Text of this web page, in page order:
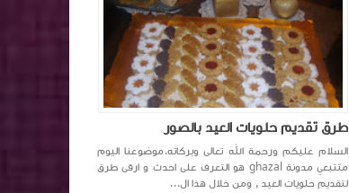
طرق تقديم حلويات العيد بالصور
السلام عليكم ورحمة الله تعالى وبركاته.موضوعنا اليوم
متتبعي مدونة ghazal هو التعرف على احدث و ارقى طرق
لتقديم حلويات العيد , ومن خلال هذا ال...